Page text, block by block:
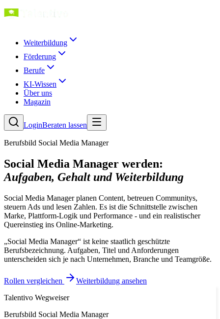
Weiterbildung
Förderung
Berufe
KI-Wissen
Über uns
Magazin
LoginBeraten lassen
Berufsbild Social Media Manager
Social Media Manager werden:
Aufgaben, Gehalt und Weiterbildung
Social Media Manager planen Content, betreuen Communitys,
steuern Ads und lesen Zahlen. Es ist die Schnittstelle zwischen
Marke, Plattform-Logik und Performance - und ein realistischer
Quereinstieg ins Online-Marketing.
„Social Media Manager“ ist keine staatlich geschützte
Berufsbezeichnung. Aufgaben, Titel und Anforderungen
unterscheiden sich je nach Unternehmen, Branche und Teamgröße.
Rollen vergleichen
Weiterbildung ansehen
Talentivo Wegweiser
Berufsbild Social Media Manager